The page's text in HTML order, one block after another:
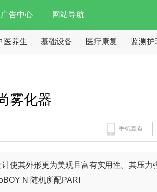
广告中心 网站导航
医养生 基础设备 医疗康复 监测护
雾化器
手机查看
使其外形更为美观且富有实用性。其压力
N 随机所配PARI